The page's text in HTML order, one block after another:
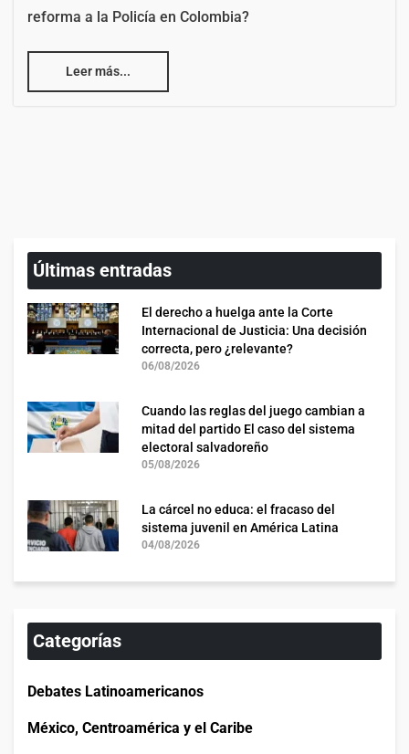
reforma a la Policía en Colombia?
Leer más...
Últimas entradas
El derecho a huelga ante la Corte
Internacional de Justicia: Una decisión
correcta, pero ¿relevante?
06/08/2026
Cuando las reglas del juego cambian a
mitad del partido El caso del sistema
electoral salvadoreño
05/08/2026
La cárcel no educa: el fracaso del
sistema juvenil en América Latina
04/08/2026
Categorías
Debates Latinoamericanos
México, Centroamérica y el Caribe